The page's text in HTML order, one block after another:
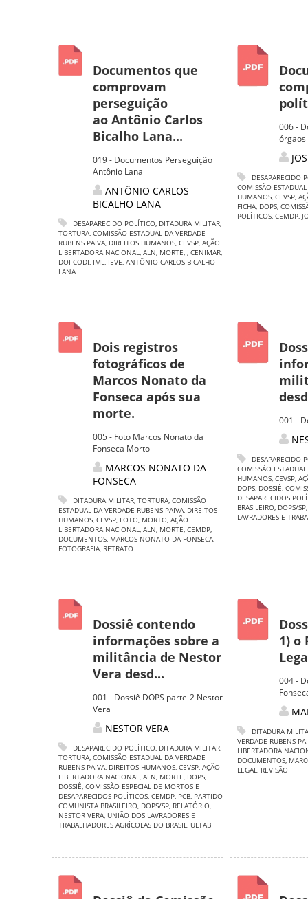
Documentos que
comprovam
perseguição
ao Antônio Carlos
Bicalho Lana...
019 - Documentos Perseguição
Antônio Lana
ANTÔNIO CARLOS
BICALHO LANA
DESAPARECIDO POLÍTICO, DITADURA MILITAR,
TORTURA, COMISSÃO ESTADUAL DA VERDADE
RUBENS PAIVA, DIREITOS HUMANOS, CEVSP, AÇÃO
LIBERTADORA NACIONAL, ALN, MORTE, , CENIMAR,
DOI-CODI, IML, IEVE, ANTÔNIO CARLOS BICALHO
LANA
006 -
órgaos
DESAPARECIDO
COMISSÃO
HUMANOS, CEVSP,
FICHA, DOPS,
POLÍTICOS, CEMDP,
Dois registros
fotográficos de
Marcos Nonato da
Fonseca após sua
morte.
005 - Foto Marcos Nonato da
Fonseca Morto
MARCOS NONATO DA
FONSECA
DITADURA MILITAR, TORTURA, COMISSÃO
ESTADUAL DA VERDADE RUBENS PAIVA, DIREITOS
HUMANOS, CEVSP, FOTO, MORTO, AÇÃO
LIBERTADORA NACIONAL, ALN, MORTE, CEMDP,
DOCUMENTOS, MARCOS NONATO DA FONSECA,
FOTOGRAFIA, RETRATO
001 -
DESAPARECIDO
COMISSÃO
HUMANOS, CEVSP,
DOPS, DOSSIÊ,
DESAPARECIDOS
BRASILEIRO, DOPS/SP
LAVRADORES E
Dossiê contendo
informações sobre a
militância de Nestor
Vera desd...
001 - Dossiê DOPS parte-2 Nestor
Vera
NESTOR VERA
DESAPARECIDO POLÍTICO, DITADURA MILITAR,
TORTURA, COMISSÃO ESTADUAL DA VERDADE
RUBENS PAIVA, DIREITOS HUMANOS, CEVSP, AÇÃO
LIBERTADORA NACIONAL, ALN, MORTE, DOPS,
DOSSIÊ, COMISSÃO ESPECIAL DE MORTOS E
DESAPARECIDOS POLÍTICOS, CEMDP, PCB, PARTIDO
COMUNISTA BRASILEIRO, DOPS/SP, RELATÓRIO,
NESTOR VERA, UNIÃO DOS LAVRADORES E
TRABALHADORES AGRÍCOLAS DO BRASIL, ULTAB
1) o
004 -
DITADURA
VERDADE RUBENS
LIBERTADORA
DOCUMENTOS,
LEGAL, REVISÃO